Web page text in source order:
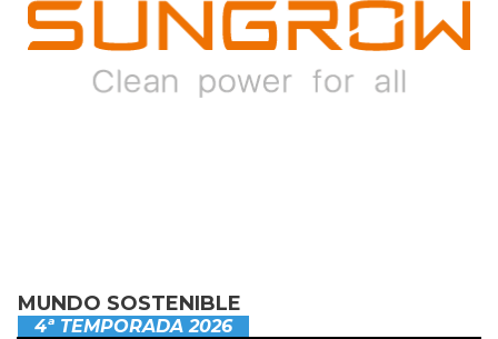
MUNDO SOSTENIBLE
4ª TEMPORADA 2026